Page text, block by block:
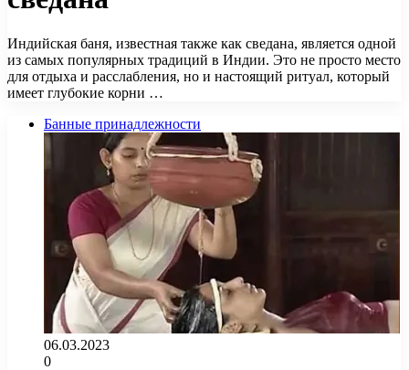
Индийская баня, известная также как сведана, является одной
из самых популярных традиций в Индии. Это не просто место
для отдыха и расслабления, но и настоящий ритуал, который
имеет глубокие корни …
Банные принадлежности
06.03.2023
0